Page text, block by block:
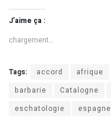
J’aime ça :
chargement…
Tags: accord afrique
barbarie
Catalogne
eschatologie
espagne